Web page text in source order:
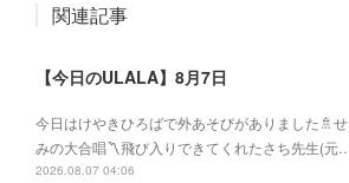
関連記事
【今日のULALA】8月7日
今日はけやきひろばで外あそびがありました🚿せ
みの大合唱〽飛び入りできてくれたさち先生(元…
2026.08.07 04:06